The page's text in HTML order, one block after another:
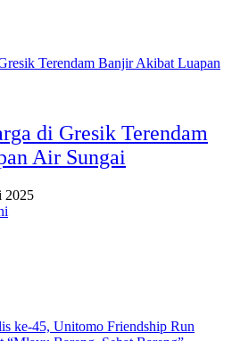
di Gresik Terendam
Air Sungai
2025